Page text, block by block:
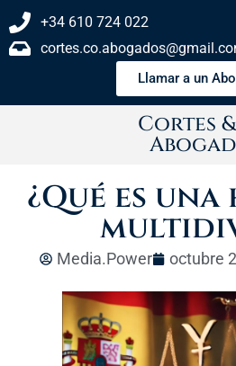
+34 610 724 022
Llamar a un
Cortes
¿Qué es
Media.Power octubre